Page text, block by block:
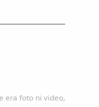
era foto ni video,